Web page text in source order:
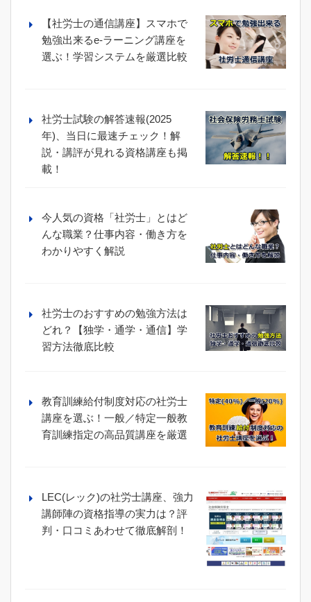
【社労士の通信講座】スマホで
勉強出来るe-ラーニング講座を
選ぶ！学習システムを厳選比較
社労士試験の解答速報(2025
年)、当日に最速チェック！解
説・講評が見れる資格講座も掲
載！
今人気の資格「社労士」とはど
んな職業？仕事内容・働き方を
わかりやすく解説
社労士のおすすめの勉強方法は
どれ？【独学・通学・通信】学
習方法徹底比較
教育訓練給付制度対応の社労士
講座を選ぶ！一般／特定一般教
育訓練指定の高品質講座を厳選
LEC(レック)の社労士講座、強力
講師陣の資格指導の実力は？評
判・口コミあわせて徹底解剖！